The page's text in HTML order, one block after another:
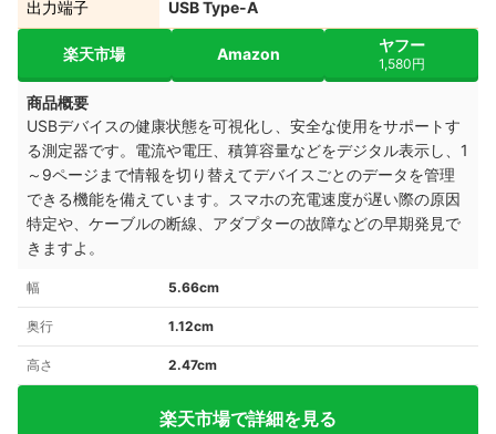
出力端子 USB Type-A
楽天市場 Amazon ヤフー
1,580円
商品概要
USBデバイスの健康状態を可視化し、安全な使用をサポートす
る測定器です。電流や電圧、積算容量などをデジタル表示し、1
～9ページまで情報を切り替えてデバイスごとのデータを管理
できる機能を備えています。スマホの充電速度が遅い際の原因
特定や、ケーブルの断線、アダプターの故障などの早期発見で
きますよ。
幅 5.66cm
奥行 1.12cm
高さ 2.47cm
楽天市場で詳細を見る